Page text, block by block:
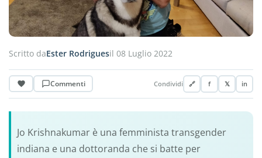
Scritto daEster Rodriguesil 08 Luglio 2022
Commenti Condividi 🔗 f 𝕏 in
Jo Krishnakumar è una femminista transgender
indiana e una dottoranda che si batte per